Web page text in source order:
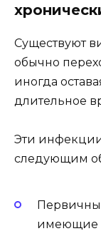
Существуют
обычно
иногда
длительное
Эти
следующим
имеющие